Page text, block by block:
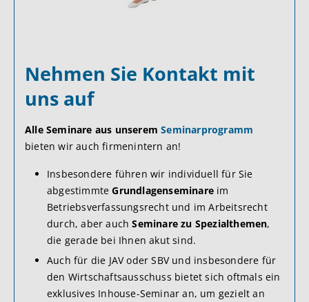
Nehmen Sie Kontakt mit
uns auf
Alle Seminare aus unseremSeminarprogramm
bieten wir auch firmenintern an!
Insbesondere führen wir individuell für Sie
abgestimmteGrundlagenseminare im
Betriebsverfassungsrecht und im Arbeitsrecht
durch, aber auchSeminare zu Spezialthemen,
die gerade bei Ihnen akut sind.
Auch für die JAV oder SBV und insbesondere für
den Wirtschaftsausschuss bietet sich oftmals ein
exklusives Inhouse-Seminar an, um gezielt an